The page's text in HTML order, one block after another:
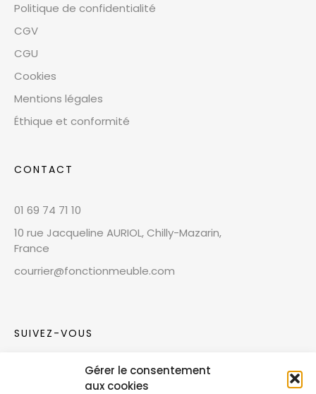
Gérer le consentement
aux cookies
Politique de confidentialité
CGV
CGU
Cookies
Mentions légales
Éthique et conformité
CONTACT
01 69 74 71 10
10 rue Jacqueline AURIOL, Chilly-Mazarin,
France
courrier@fonctionmeuble.com
SUIVEZ-VOUS
Rejoignez notre communauté sur les réseaux